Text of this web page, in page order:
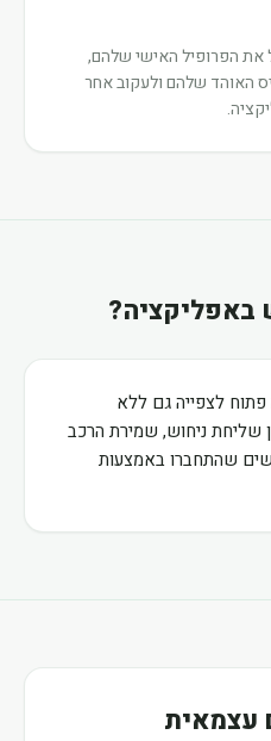
את הפרופיל האישי שלהם,
האוהד שלהם ולעקוב אחר
באפליקציה?
לצפייה גם ללא
שליחת ניחוש, שמירת הרכב
שהתחברו באמצעות
עצמאית